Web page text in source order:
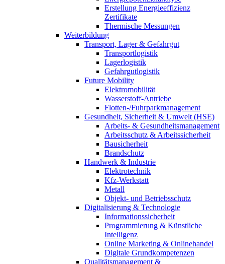
Erstellung Energieeffizienz
Zertifikate
Thermische Messungen
Weiterbildung
Transport, Lager & Gefahrgut
Transportlogistik
Lagerlogistik
Gefahrgutlogistik
Future Mobility
Elektromobilität
Wasserstoff-Antriebe
Flotten-/Fuhrparkmanagement
Gesundheit, Sicherheit & Umwelt (HSE)
Arbeits- & Gesundheitsmanagement
Arbeitsschutz & Arbeitssicherheit
Bausicherheit
Brandschutz
Handwerk & Industrie
Elektrotechnik
Kfz-Werkstatt
Metall
Objekt- und Betriebsschutz
Digitalisierung & Technologie
Informationssicherheit
Programmierung & Künstliche
Intelligenz
Online Marketing & Onlinehandel
Digitale Grundkompetenzen
Qualitätsmanagement &